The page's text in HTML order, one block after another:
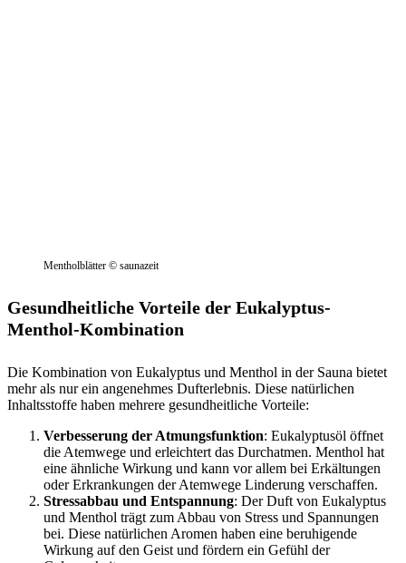
Mentholblätter © saunazeit
Gesundheitliche Vorteile der Eukalyptus-
Menthol-Kombination
Die Kombination von Eukalyptus und Menthol in der Sauna bietet
mehr als nur ein angenehmes Dufterlebnis. Diese natürlichen
Inhaltsstoffe haben mehrere gesundheitliche Vorteile:
Verbesserung der Atmungsfunktion: Eukalyptusöl öffnet
die Atemwege und erleichtert das Durchatmen. Menthol hat
eine ähnliche Wirkung und kann vor allem bei Erkältungen
oder Erkrankungen der Atemwege Linderung verschaffen.
Stressabbau und Entspannung: Der Duft von Eukalyptus
und Menthol trägt zum Abbau von Stress und Spannungen
bei. Diese natürlichen Aromen haben eine beruhigende
Wirkung auf den Geist und fördern ein Gefühl der